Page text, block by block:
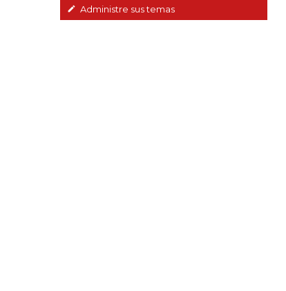
Administre sus temas